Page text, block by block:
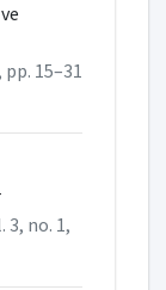
15–31
3, no. 1,